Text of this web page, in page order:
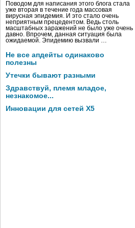
Поводом для написания этого блога стала
уже вторая в течение года массовая
вирусная эпидемия. И это стало очень
неприятным прецедентом. Ведь столь
масштабных заражений не было уже очень
давно. Впрочем, данная ситуация была
ожидаемой. Эпидемию вызвали …
Не все апдейты одинаково
полезны
Утечки бывают разными
Здравствуй, племя младое,
незнакомое...
Инновации для сетей X5